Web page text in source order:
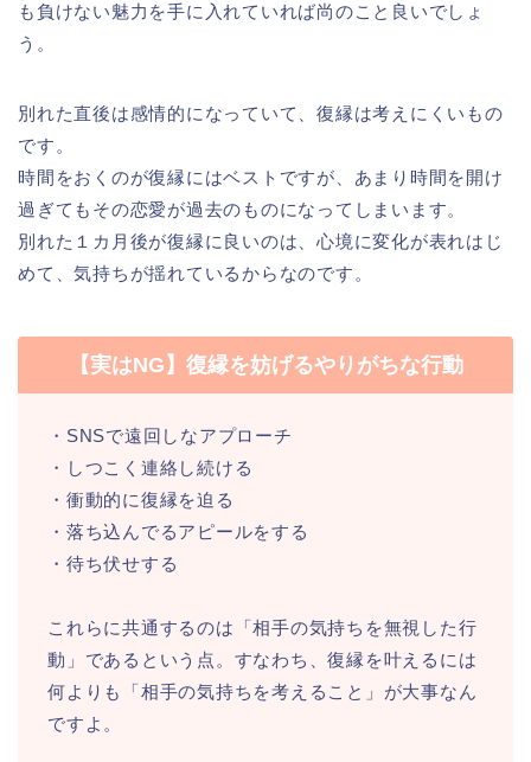
も負けない魅力を手に入れていれば尚のこと良いでしょ
う。
別れた直後は感情的になっていて、復縁は考えにくいもの
です。
時間をおくのが復縁にはベストですが、あまり時間を開け
過ぎてもその恋愛が過去のものになってしまいます。
別れた１カ月後が復縁に良いのは、心境に変化が表れはじ
めて、気持ちが揺れているからなのです。
【実はNG】復縁を妨げるやりがちな行動
・SNSで遠回しなアプローチ
・しつこく連絡し続ける
・衝動的に復縁を迫る
・落ち込んでるアピールをする
・待ち伏せする
これらに共通するのは「相手の気持ちを無視した行
動」であるという点。すなわち、復縁を叶えるには
何よりも「相手の気持ちを考えること」が大事なん
ですよ。